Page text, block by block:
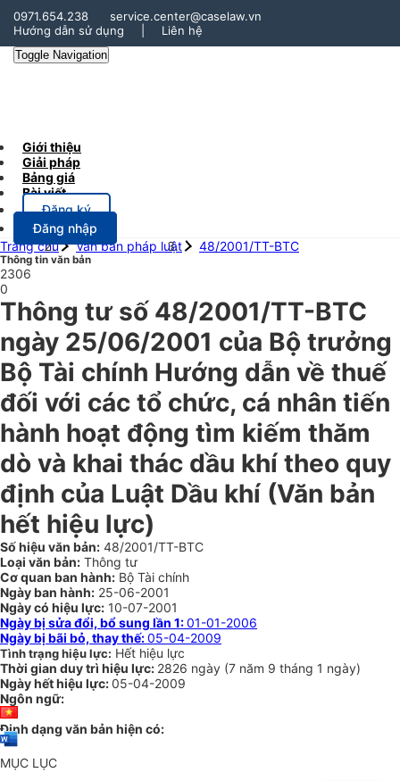
0971.654.238
service.center@caselaw.vn
Hướng dẫn sử dụng
Liên hệ
Toggle Navigation
Giới thiệu
Giải pháp
Bảng giá
Bài viết
Đăng ký
Đăng nhập
Trang chủ
Văn bản pháp luật 48/2001/TT-BTC
Thông tin văn bản
2306
0
Thông tư số 48/2001/TT-BTC
ngày 25/06/2001 của Bộ trưởng
Bộ Tài chính Hướng dẫn về thuế
đối với các tổ chức, cá nhân tiến
hành hoạt động tìm kiếm thăm
dò và khai thác dầu khí theo quy
định của Luật Dầu khí (Văn bản
hết hiệu lực)
Số hiệu văn bản: 48/2001/TT-BTC
Loại văn bản: Thông tư
Cơ quan ban hành: Bộ Tài chính
Ngày ban hành: 25-06-2001
Ngày có hiệu lực: 10-07-2001
Ngày bị sửa đổi, bổ sung lần 1:01-01-2006
Ngày bị bãi bỏ, thay thế:05-04-2009
Tình trạng hiệu lực: Hết hiệu lực
Thời gian duy trì hiệu lực: 2826 ngày (7 năm 9 tháng 1 ngày)
Ngày hết hiệu lực:05-04-2009
Ngôn ngữ:
Định dạng văn bản hiện có:
MỤC LỤC